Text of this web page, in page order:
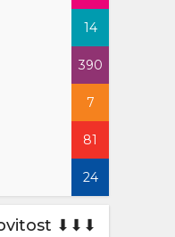
14
390
7
81
24
⬇︎⬇︎⬇︎